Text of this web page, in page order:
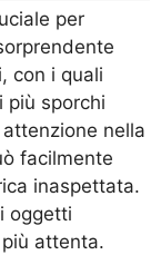
per
con i quali
più sporchi
nella
facilmente
inaspettata.
oggetti
attenta.